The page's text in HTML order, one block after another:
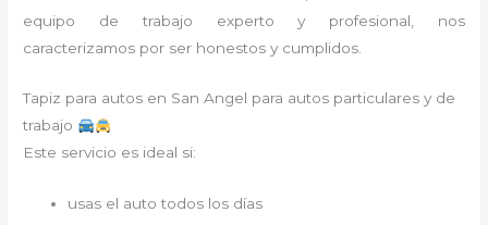
equipo de trabajo experto y profesional, nos
caracterizamos por ser honestos y cumplidos.
Tapiz para autos en San Angel para autos particulares y de
trabajo
Este servicio es ideal si:
usas el auto todos los días